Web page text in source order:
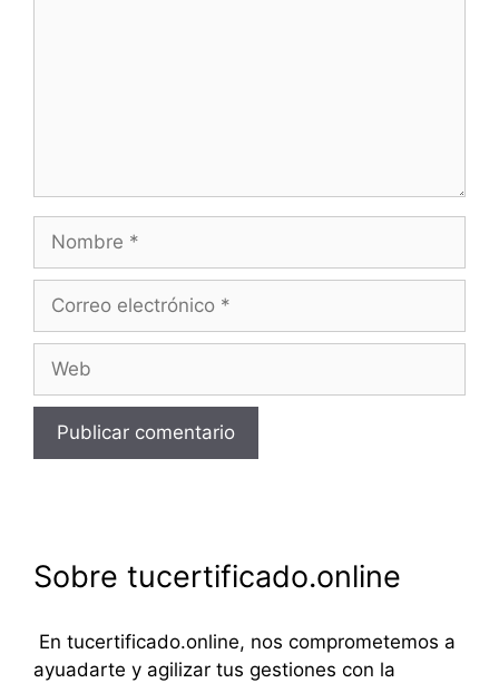
Nombre
Correo
Web
Sobre tucertificado.online
En tucertificado.online, nos comprometemos a
ayuadarte y agilizar tus gestiones con la